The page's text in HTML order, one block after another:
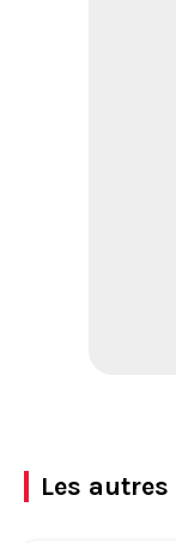
Les autres